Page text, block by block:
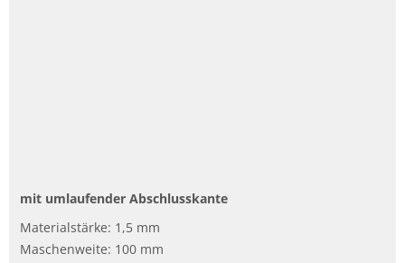
mit umlaufender Abschlusskante
Materialstärke: 1,5 mm
Maschenweite: 100 mm